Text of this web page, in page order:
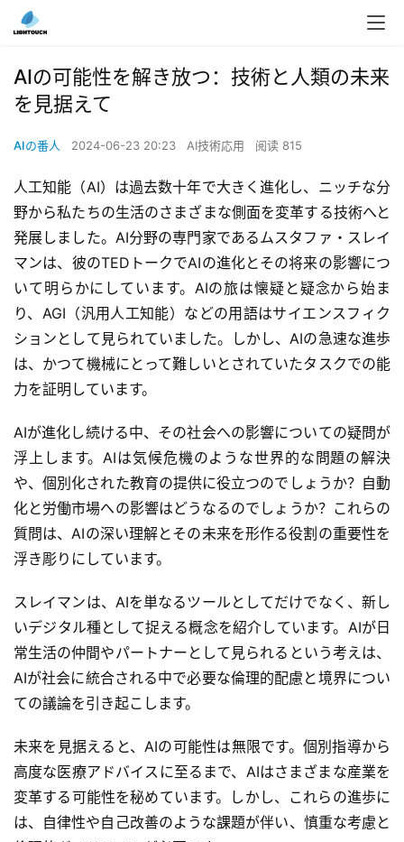
AIの可能性を解き放つ：技術と人類の未来
を見据えて
AIの番人 2024-06-23 20:23 AI技術応用 阅读 815
人工知能（AI）は過去数十年で大きく進化し、ニッチな分
野から私たちの生活のさまざまな側面を変革する技術へと
発展しました。AI分野の専門家であるムスタファ・スレイ
マンは、彼のTEDトークでAIの進化とその将来の影響につ
いて明らかにしています。AIの旅は懐疑と疑念から始ま
り、AGI（汎用人工知能）などの用語はサイエンスフィク
ションとして見られていました。しかし、AIの急速な進歩
は、かつて機械にとって難しいとされていたタスクでの能
力を証明しています。
AIが進化し続ける中、その社会への影響についての疑問が
浮上します。AIは気候危機のような世界的な問題の解決
や、個別化された教育の提供に役立つのでしょうか？自動
化と労働市場への影響はどうなるのでしょうか？これらの
質問は、AIの深い理解とその未来を形作る役割の重要性を
浮き彫りにしています。
スレイマンは、AIを単なるツールとしてだけでなく、新し
いデジタル種として捉える概念を紹介しています。AIが日
常生活の仲間やパートナーとして見られるという考えは、
AIが社会に統合される中で必要な倫理的配慮と境界につい
ての議論を引き起こします。
未来を見据えると、AIの可能性は無限です。個別指導から
高度な医療アドバイスに至るまで、AIはさまざまな産業を
変革する可能性を秘めています。しかし、これらの進歩に
は、自律性や自己改善のような課題が伴い、慎重な考慮と